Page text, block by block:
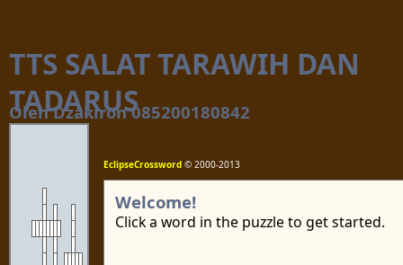
TTS SALAT TARAWIH DAN
TADARUS
Oleh Dzakiron 085200180842
EclipseCrossword© 2000-2013
Welcome!
Click a word in the puzzle to get started.